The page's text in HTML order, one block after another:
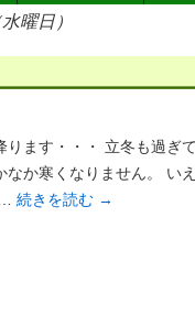
曜日）
ます・・・ 立冬も過ぎ
か寒くなりません。 い
続きを読む →